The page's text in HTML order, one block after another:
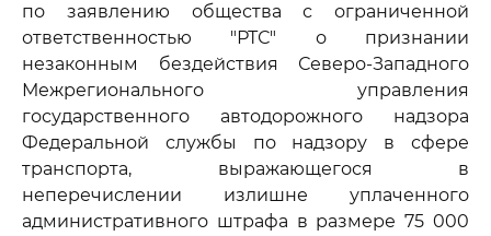
по заявлению общества с ограниченной
ответственностью "РТС" о признании
незаконным бездействия Северо-Западного
Межрегионального управления
государственного автодорожного надзора
Федеральной службы по надзору в сфере
транспорта, выражающегося в
неперечислении излишне уплаченного
административного штрафа в размере 75 000